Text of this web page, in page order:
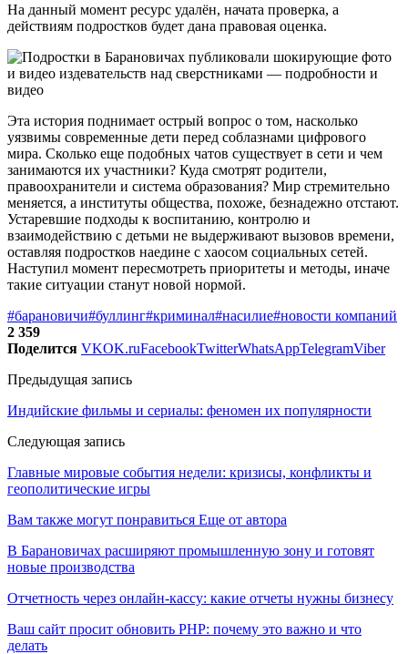
На данный момент ресурс удалён, начата проверка, а
действиям подростков будет дана правовая оценка.
Эта история поднимает острый вопрос о том, насколько
уязвимы современные дети перед соблазнами цифрового
мира. Сколько еще подобных чатов существует в сети и чем
занимаются их участники? Куда смотрят родители,
правоохранители и система образования? Мир стремительно
меняется, а институты общества, похоже, безнадежно отстают.
Устаревшие подходы к воспитанию, контролю и
взаимодействию с детьми не выдерживают вызовов времени,
оставляя подростков наедине с хаосом социальных сетей.
Наступил момент пересмотреть приоритеты и методы, иначе
такие ситуации станут новой нормой.
#барановичи#буллинг#криминал#насилие#новости компаний
2 359
Поделится VKOK.ruFacebookTwitterWhatsAppTelegramViber
Предыдущая запись
Индийские фильмы и сериалы: феномен их популярности
Следующая запись
Главные мировые события недели: кризисы, конфликты и
геополитические игры
Вам также могут понравиться Еще от автора
В Барановичах расширяют промышленную зону и готовят
новые производства
Отчетность через онлайн-кассу: какие отчеты нужны бизнесу
Ваш сайт просит обновить PHP: почему это важно и что
делать